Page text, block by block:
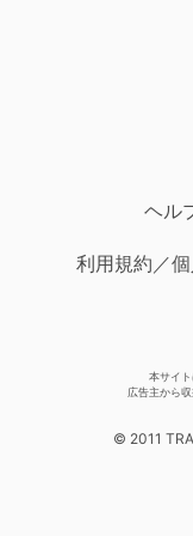
ヘル
利用規約／
本サイ
広告主から
© 2011